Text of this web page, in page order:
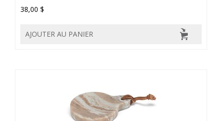
38,00 $
AJOUTER AU PANIER